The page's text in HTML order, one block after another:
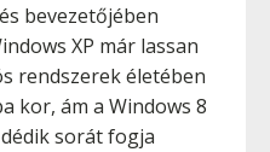
bevezetőjében
XP már lassan
rendszerek életében
kor, ám a Windows 8
sorát fogja